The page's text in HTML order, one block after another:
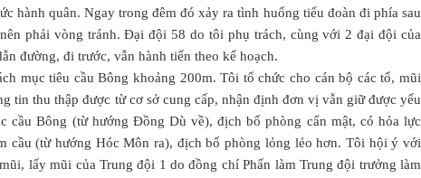
hành quân. Ngay trong đêm đó xảy ra tình huống tiểu đoàn đi phía sau
phải vòng tránh. Đại đội 58 do tôi phụ trách, cùng với 2 đại đội của
đường, đi trước, vẫn hành tiến theo kế hoạch.
mục tiêu cầu Bông khoảng 200m. Tôi tổ chức cho cán bộ các tổ, mũi
tin thu thập được từ cơ sở cung cấp, nhận định đơn vị vẫn giữ được yếu
cầu Bông (từ hướng Đồng Dù về), địch bố phòng cẩn mật, có hỏa lực
cầu (từ hướng Hóc Môn ra), địch bố phòng lỏng lẻo hơn. Tôi hội ý với
lấy mũi của Trung đội 1 do đồng chí Phấn làm Trung đội trưởng làm